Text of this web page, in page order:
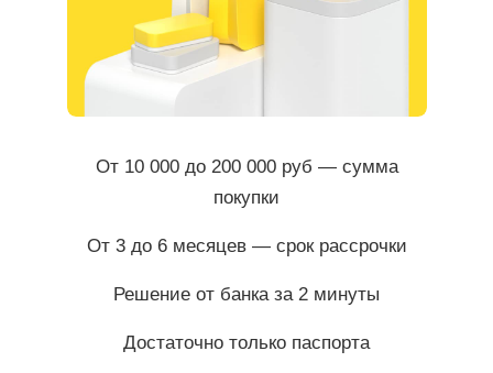
От 10 000 до 200 000 руб — сумма
покупки
От 3 до 6 месяцев — срок рассрочки
Решение от банка за 2 минуты
Достаточно только паспорта